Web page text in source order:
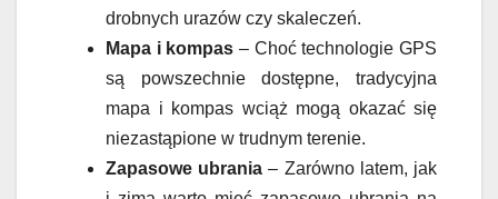
drobnych urazów czy skaleczeń.
Mapa i kompas – Choć technologie GPS
są powszechnie dostępne, tradycyjna
mapa i kompas wciąż mogą okazać się
niezastąpione w trudnym terenie.
Zapasowe ubrania – Zarówno latem, jak